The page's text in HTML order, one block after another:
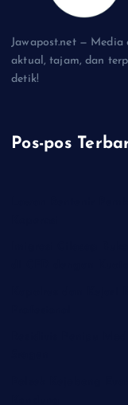
Jawapost.net —
aktual, tajam, dan
detik!
Pos-pos